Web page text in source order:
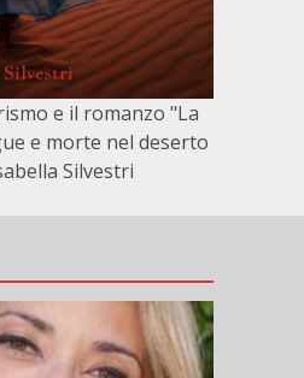
e il romanzo "La
e morte nel deserto
Silvestri